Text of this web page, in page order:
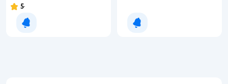
Рейтинг:
5
Уведомить о появлении Уведомить о появлении